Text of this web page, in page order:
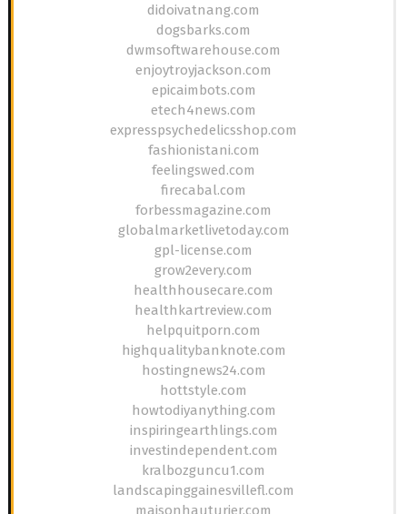
didoivatnang.com
dogsbarks.com
dwmsoftwarehouse.com
enjoytroyjackson.com
epicaimbots.com
etech4news.com
expresspsychedelicsshop.com
fashionistani.com
feelingswed.com
firecabal.com
forbessmagazine.com
globalmarketlivetoday.com
gpl-license.com
grow2every.com
healthhousecare.com
healthkartreview.com
helpquitporn.com
highqualitybanknote.com
hostingnews24.com
hottstyle.com
howtodiyanything.com
inspiringearthlings.com
investindependent.com
kralbozguncu1.com
landscapinggainesvillefl.com
maisonhauturier.com